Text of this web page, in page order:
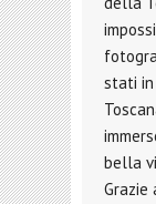
stati
bella
Grazie